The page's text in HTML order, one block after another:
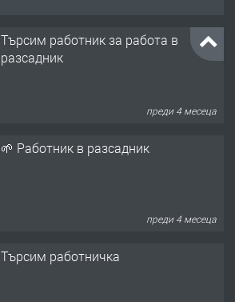
Търсим работник за работа в
разсадник
преди 4 месеца
🌱 Работник в разсадник
преди 4 месеца
Търсим работничка